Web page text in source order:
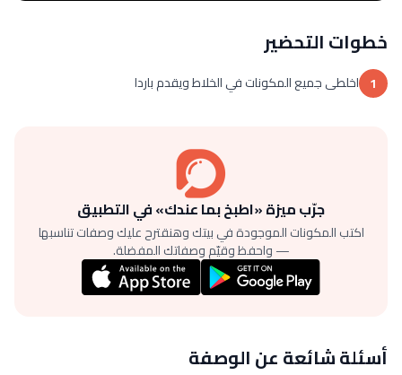
خطوات التحضير
1 اخلطى جميع المكونات في الخلاط ويقدم باردا
جرّب ميزة «اطبخ بما عندك» في التطبيق
اكتب المكونات الموجودة في بيتك وهنقترح عليك وصفات تناسبها
— واحفظ وقيّم وصفاتك المفضلة.
أسئلة شائعة عن الوصفة